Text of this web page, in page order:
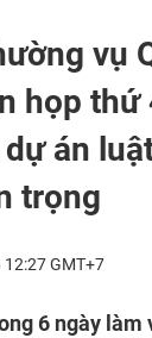
vụ
họp thứ
án
trọng
GMT+7
6 ngày làm